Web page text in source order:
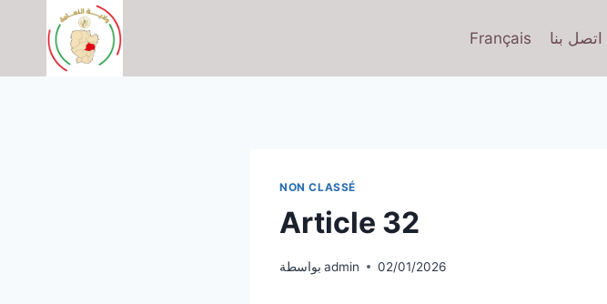
المحتوى
Français اتصل بنا
NON CLASSÉ
Article 32
بواسطة admin 02/01/2026